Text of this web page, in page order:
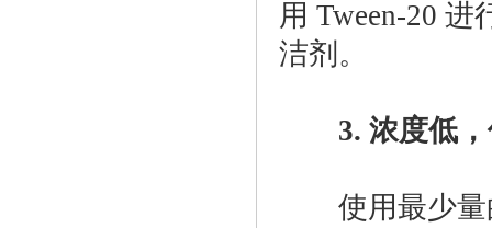
用 Tween-20
洁剂。
3. 浓度低，
使用最少量